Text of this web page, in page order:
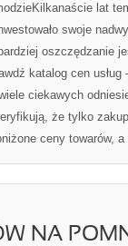
lat
swoje
oszczędzanie
katalog cen
ciekawych
że tylko
ceny towarów,
NA